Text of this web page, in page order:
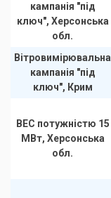
кампанія "під
ключ", Херсонська
обл.
Вітровимірювальна
кампанія "під
ключ", Крим
ВЕС потужністю 15
МВт, Херсонська
обл.